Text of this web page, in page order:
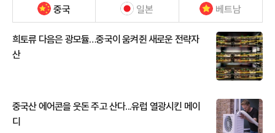
중국 일본 베트남
희토류 다음은 광모듈…중국이 움켜쥔 새로운 전략자
산
중국산 에어콘을 웃돈 주고 산다...유럽 열광시킨 메이
디